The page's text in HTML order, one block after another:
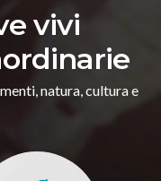
vivi
natura, cultura e